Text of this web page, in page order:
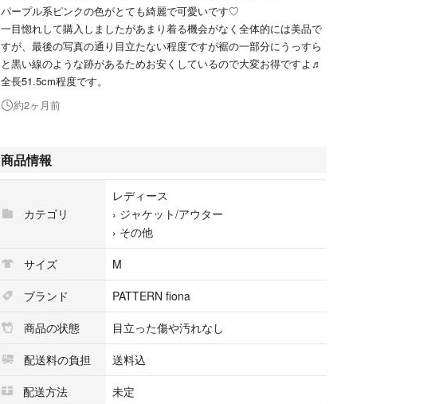
パープル系ピンクの色がとても綺麗で可愛いです♡
一目惚れして購入しましたがあまり着る機会がなく全体的には美品で
すが、最後の写真の通り目立たない程度ですが裾の一部分にうっすら
と黒い線のような跡があるためお安くしているので大変お得ですよ♬
全長51.5cm程度です。
約2ヶ月前
商品情報
カテゴリ
レディース
› ジャケット/アウター
› その他
サイズ
M
ブランド
PATTERN fiona
商品の状態
目立った傷や汚れなし
配送料の負担
送料込
配送方法
未定